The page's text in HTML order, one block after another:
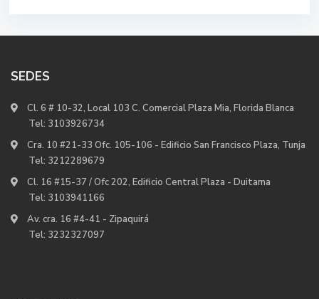
SEDES
Cl. 6 # 10-32, Local 103 C. Comercial Plaza Mia, Florida Blanca
Tel: 3103926734
Cra. 10 #21-33 Ofc. 105-106 - Edificio San Francisco Plaza, Tunja
Tel: 3212289679
Cl. 16 #15-37 / Ofc 202, Edificio Central Plaza - Duitama
Tel: 3103941166
Av. cra. 16 #4-41 - Zipaquirá
Tel: 3232327097